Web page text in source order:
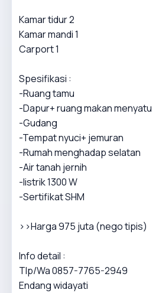
Kamar tidur 2
Kamar mandi 1
Carport 1
Spesifikasi :
-Ruang tamu
-Dapur+ ruang makan menyatu
-Gudang
-Tempat nyuci+ jemuran
-Rumah menghadap selatan
-Air tanah jernih
-listrik 1300 W
-Sertifikat SHM
>>Harga 975 juta (nego tipis)
Info detail :
Tlp/Wa 0857-7765-2949
Endang widayati